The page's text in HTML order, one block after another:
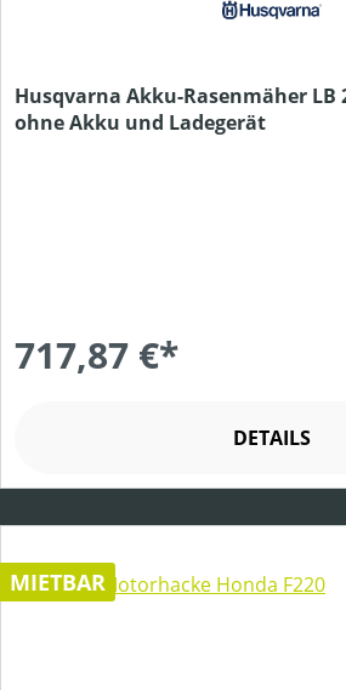
Husqvarna Akku-Rasenmäher LB
ohne Akku und Ladegerät
717,87 €*
DETAILS
MIETBAR